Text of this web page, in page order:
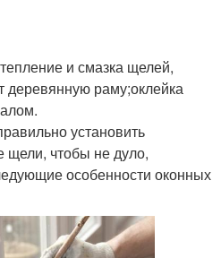
и смазка щелей,
деревянную раму;оклейка
установить
щели, чтобы не дуло,
особенности оконных